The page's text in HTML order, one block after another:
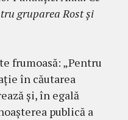
gruparea Rost şi
frumoasă: „Pentru
în căutarea
şi, în egală
publică a